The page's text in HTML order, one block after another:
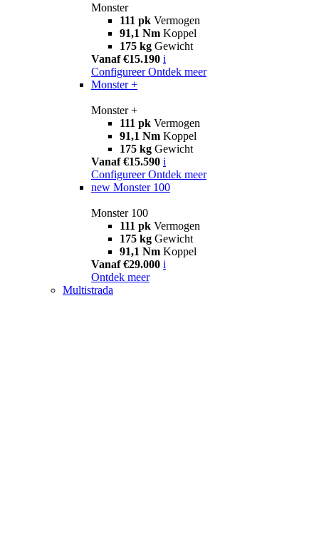
Monster
111 pk Vermogen
91,1 Nm Koppel
175 kg Gewicht
Vanaf €15.190 i
Configureer Ontdek meer
Monster +
Monster +
111 pk Vermogen
91,1 Nm Koppel
175 kg Gewicht
Vanaf €15.590 i
Configureer Ontdek meer
new Monster 100
Monster 100
111 pk Vermogen
175 kg Gewicht
91,1 Nm Koppel
Vanaf €29.000 i
Ontdek meer
Multistrada